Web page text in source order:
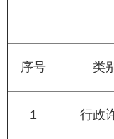
序号 类
1 行政